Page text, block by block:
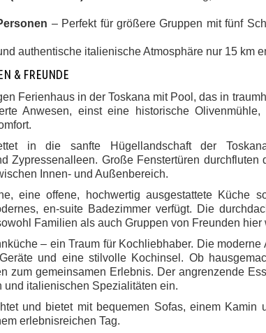
– Perfekt für größere Gruppen mit fünf
authentische italienische Atmosphäre nur 15 km
& FREUNDE
Ferienhaus in der Toskana mit Pool , das in
Anwesen, einst eine historische Olivenmühle,
in die sanfte Hügellandschaft der
Zypressenalleen. Große Fenstertüren durchfluten
Innen- und Außenbereich.
eineoffene, hochwertig ausgestattete Küche
en-suite Badezimmerverfügt. Die
Familien als auch Gruppen von Freunden hier
– ein Traum für Kochliebhaber. Die moderne
und eine stilvolle Kochinsel. Ob
zum gemeinsamen Erlebnis. Der angrenzende
italienischen Spezialitäten ein.
und bietet mit bequemen Sofas, einem Kamin
erlebnisreichen Tag.